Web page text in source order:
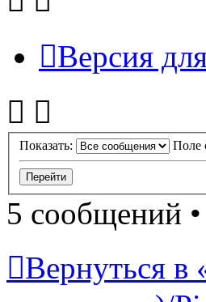
Версия
Показать: Поле
5 сообщений
Вернуться